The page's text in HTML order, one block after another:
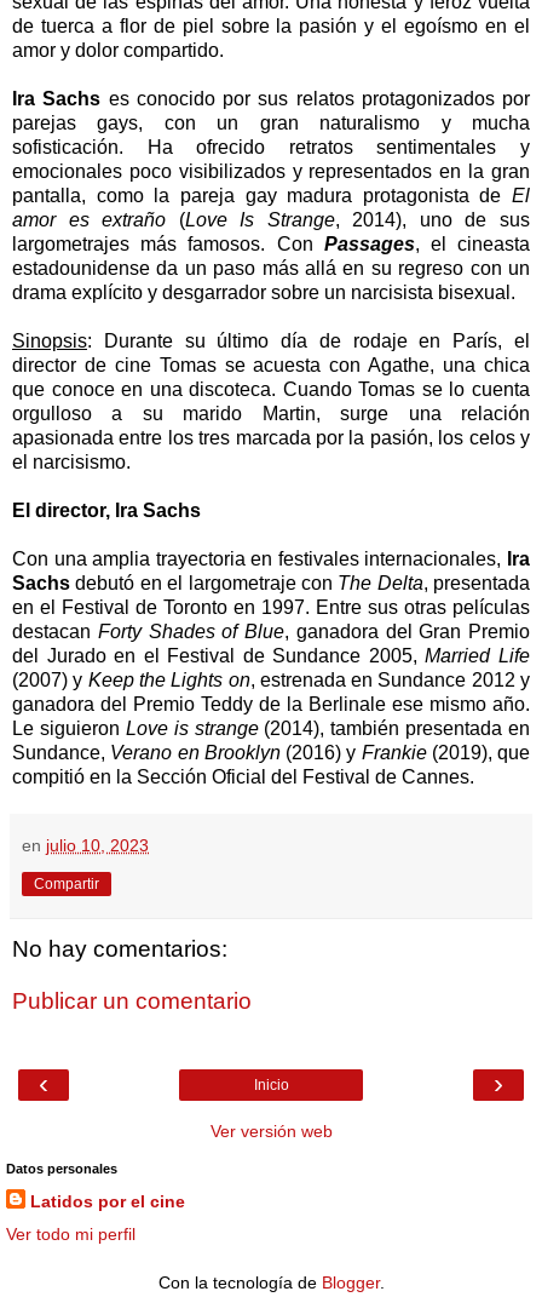
de tuerca a flor de piel sobre la pasión y el egoísmo en el
amor y dolor compartido.
Ira Sachs es conocido por sus relatos protagonizados por
parejas gays, con un gran naturalismo y mucha
sofisticación. Ha ofrecido retratos sentimentales y
emocionales poco visibilizados y representados en la gran
pantalla, como la pareja gay madura protagonista de El
amor es extraño (Love Is Strange, 2014), uno de sus
largometrajes más famosos. Con Passages, el cineasta
estadounidense da un paso más allá en su regreso con un
drama explícito y desgarrador sobre un narcisista bisexual.
Sinopsis:
Durante su último día de rodaje en París, el
director de cine Tomas se acuesta con Agathe, una chica
que conoce en una discoteca. Cuando Tomas se lo cuenta
orgulloso a su marido Martin, surge una relación
apasionada entre los tres marcada por la pasión, los celos y
el narcisismo.
El director, Ira Sachs
Con una amplia trayectoria en festivales internacionales,
Ira
Sachs debutó en el largometraje con The Delta, presentada
en el Festival de Toronto en 1997. Entre sus otras películas
destacan Forty Shades of Blue, ganadora del Gran Premio
del Jurado en el Festival de Sundance 2005,Married Life
(2007) y Keep the Lights on, estrenada en Sundance 2012 y
ganadora del Premio Teddy de la Berlinale ese mismo año.
Le siguieron Love is strange(2014), también presentada en
Sundance, Verano en Brooklyn(2016) y Frankie (2019), que
compitió en la Sección Oficial del Festival de Cannes.
en julio 10, 2023
Compartir
No hay comentarios:
Publicar un comentario
‹ ›
Inicio
Ver versión web
Datos personales
Latidos por el cine
Ver todo mi perfil
Con la tecnología de Blogger.